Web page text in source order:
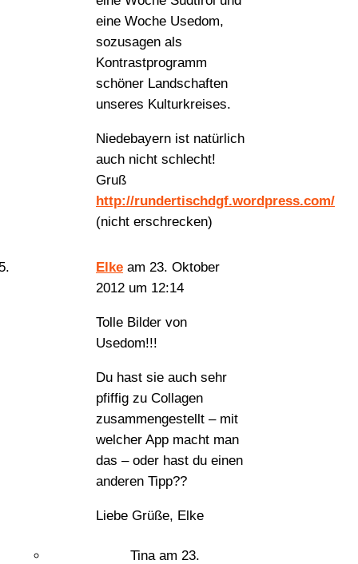
eine Woche Usedom,
sozusagen als
Kontrastprogramm
schöner Landschaften
unseres Kulturkreises.
Niedebayern ist natürlich
auch nicht schlecht!
Gruß
http://rundertischdgf.wordpress.com/
(nicht erschrecken)
Elke am 23. Oktober
2012 um 12:14
Tolle Bilder von
Usedom!!!
Du hast sie auch sehr
pfiffig zu Collagen
zusammengestellt – mit
welcher App macht man
das – oder hast du einen
anderen Tipp??
Liebe Grüße, Elke
Tina am 23.